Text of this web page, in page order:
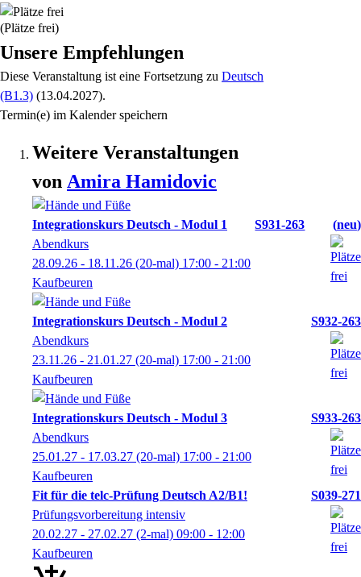
(Plätze frei)
Unsere Empfehlungen
Diese Veranstaltung ist eine Fortsetzung zu Deutsch
(B1.3) (13.04.2027).
Termin(e) im Kalender speichern
Weitere Veranstaltungen
von Amira Hamidovic
Integrationskurs Deutsch - Modul 1 S931-263
neu
Abendkurs
28.09.26 - 18.11.26 (20-mal) 17:00 - 21:00
Kaufbeuren
Integrationskurs Deutsch - Modul 2
S932-263
Abendkurs
23.11.26 - 21.01.27 (20-mal) 17:00 - 21:00
Kaufbeuren
Integrationskurs Deutsch - Modul 3
S933-263
Abendkurs
25.01.27 - 17.03.27 (20-mal) 17:00 - 21:00
Kaufbeuren
Fit für die telc-Prüfung Deutsch A2/B1!
S039-271
Prüfungsvorbereitung intensiv
20.02.27 - 27.02.27 (2-mal) 09:00 - 12:00
Kaufbeuren